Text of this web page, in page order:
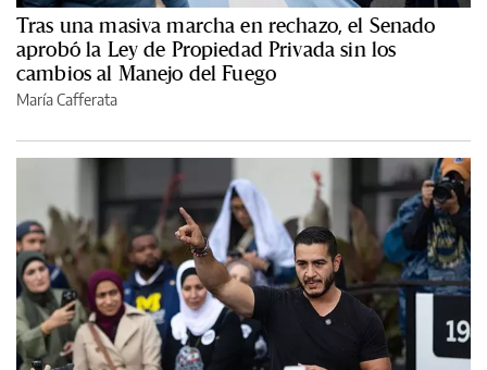
Tras una masiva marcha en rechazo, el Senado
aprobó la Ley de Propiedad Privada sin los
cambios al Manejo del Fuego
María Cafferata